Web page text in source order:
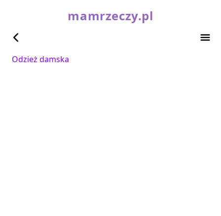
mamrzeczy.pl
Odzież damska